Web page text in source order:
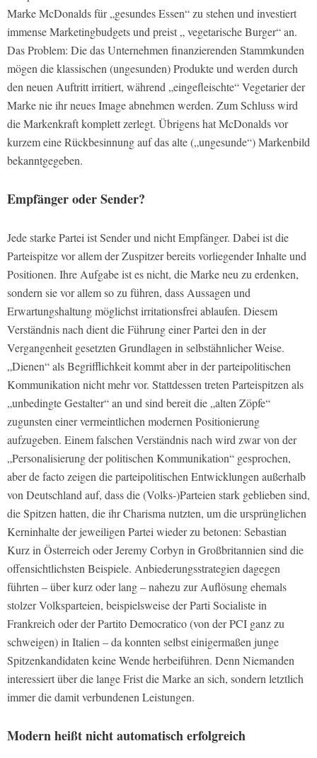
Marke McDonalds für „gesundes Essen“ zu stehen und investiert
immense Marketingbudgets und preist „ vegetarische Burger“ an.
Das Problem: Die das Unternehmen finanzierenden Stammkunden
mögen die klassischen (ungesunden) Produkte und werden durch
den neuen Auftritt irritiert, während „eingefleischte“ Vegetarier der
Marke nie ihr neues Image abnehmen werden. Zum Schluss wird
die Markenkraft komplett zerlegt. Übrigens hat McDonalds vor
kurzem eine Rückbesinnung auf das alte („ungesunde“) Markenbild
bekanntgegeben.
Empfänger oder Sender?
Jede starke Partei ist Sender und nicht Empfänger. Dabei ist die
Parteispitze vor allem der Zuspitzer bereits vorliegender Inhalte und
Positionen. Ihre Aufgabe ist es nicht, die Marke neu zu erdenken,
sondern sie vor allem so zu führen, dass Aussagen und
Erwartungshaltung möglichst irritationsfrei ablaufen. Diesem
Verständnis nach dient die Führung einer Partei den in der
Vergangenheit gesetzten Grundlagen in selbstähnlicher Weise.
„Dienen“ als Begrifflichkeit kommt aber in der parteipolitischen
Kommunikation nicht mehr vor. Stattdessen treten Parteispitzen als
„unbedingte Gestalter“ an und sind bereit die „alten Zöpfe“
zugunsten einer vermeintlichen modernen Positionierung
aufzugeben. Einem falschen Verständnis nach wird zwar von der
„Personalisierung der politischen Kommunikation“ gesprochen,
aber de facto zeigen die parteipolitischen Entwicklungen außerhalb
von Deutschland auf, dass die (Volks-)Parteien stark geblieben sind,
die Spitzen hatten, die ihr Charisma nutzten, um die ursprünglichen
Kerninhalte der jeweiligen Partei wieder zu betonen: Sebastian
Kurz in Österreich oder Jeremy Corbyn in Großbritannien sind die
offensichtlichsten Beispiele. Anbiederungsstrategien dagegen
führten – über kurz oder lang – nahezu zur Auflösung ehemals
stolzer Volksparteien, beispielsweise der Parti Socialiste in
Frankreich oder der Partito Democratico (von der PCI ganz zu
schweigen) in Italien – da konnten selbst einigermaßen junge
Spitzenkandidaten keine Wende herbeiführen. Denn Niemanden
interessiert über die lange Frist die Marke an sich, sondern letztlich
immer die damit verbundenen Leistungen.
Modern heißt nicht automatisch erfolgreich